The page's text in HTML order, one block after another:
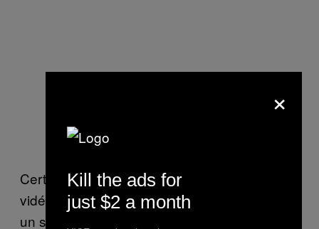
Certains des titres samplaient carrément des
vidéos pornos, d’autres voulaient se donner
un style sexy pendant que d’autres encore
×
Kill the ads for
just $2 a month